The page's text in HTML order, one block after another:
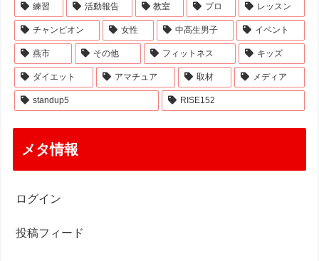
練習 活動報告 教室 プロ レッスン
チャンピオン 女性 中高生男子 イベント
燕市 その他 フィットネス キッズ
ダイエット アマチュア 取材 メディア
standup5 RISE152
メタ情報
ログイン
投稿フィード